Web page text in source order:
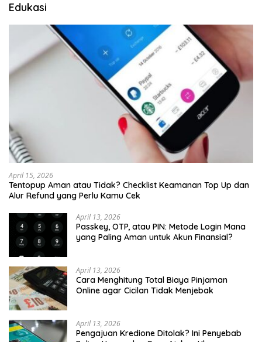
Edukasi
April 15, 2026
Tentopup Aman atau Tidak? Checklist Keamanan Top Up dan
Alur Refund yang Perlu Kamu Cek
April 13, 2026
Passkey, OTP, atau PIN: Metode Login Mana
yang Paling Aman untuk Akun Finansial?
April 13, 2026
Cara Menghitung Total Biaya Pinjaman
Online agar Cicilan Tidak Menjebak
April 13, 2026
Pengajuan Kredione Ditolak? Ini Penyebab